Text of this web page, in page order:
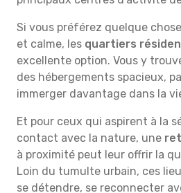
Si vous préférez quelque
et calme, les quartiers
excellente option. Vous y
des hébergements spacieux,
immerger davantage dans la
Et pour ceux qui aspirent à la
contact avec la nature, une
à proximité peut leur offrir la
Loin du tumulte urbain, ces
se détendre, se reconnecter